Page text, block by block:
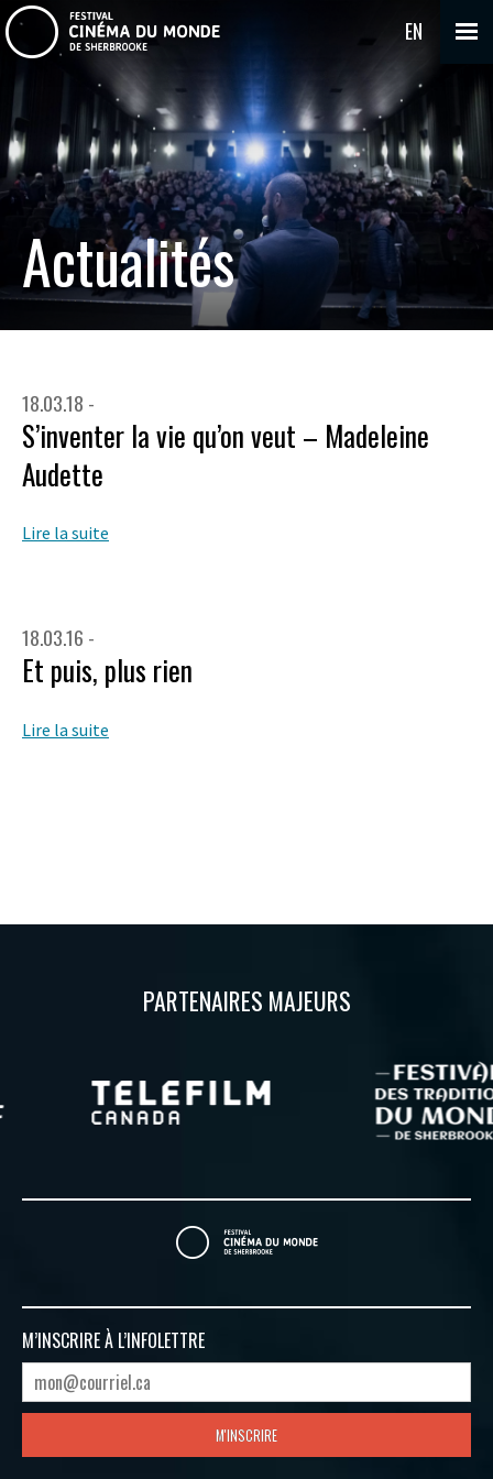
EN
Actualités
18.03.18 -
S’inventer la vie qu’on veut – Madeleine
Audette
Lire la suite
18.03.16 -
Et puis, plus rien
Lire la suite
PARTENAIRES MAJEURS
M’INSCRIRE À L’INFOLETTRE
M'INSCRIRE